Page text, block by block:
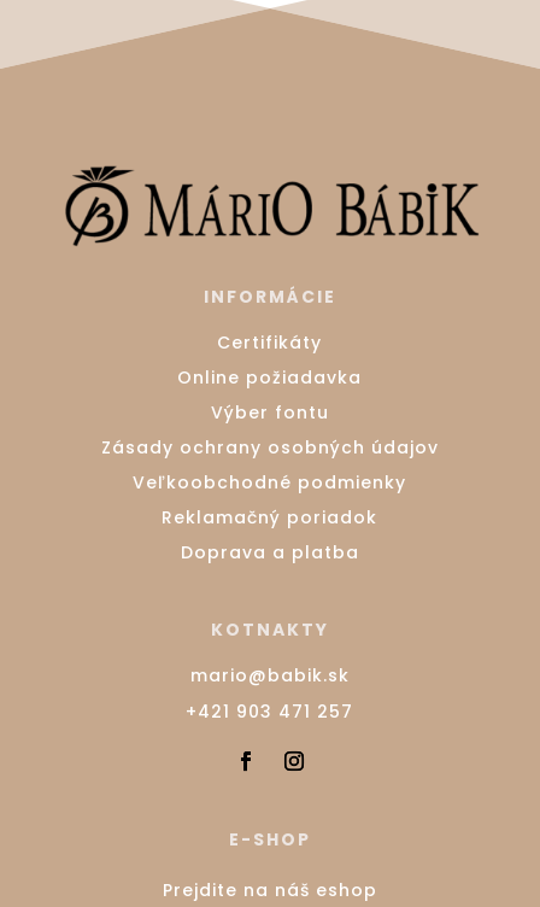
INFORMÁCIE
Certifikáty
Online požiadavka
Výber fontu
Zásady ochrany osobných údajov
Veľkoobchodné podmienky
Reklamačný poriadok
Doprava a platba
KOTNAKTY
mario@babik.sk
+421 903 471 257
E-SHOP
Prejdite na náš eshop